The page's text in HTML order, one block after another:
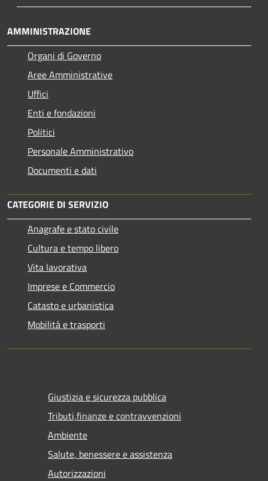
AMMINISTRAZIONE
Organi di Governo
Aree Amministrative
Uffici
Enti e fondazioni
Politici
Personale Amministrativo
Documenti e dati
CATEGORIE DI SERVIZIO
Anagrafe e stato civile
Cultura e tempo libero
Vita lavorativa
Imprese e Commercio
Catasto e urbanistica
Mobilità e trasporti
Giustizia e sicurezza pubblica
Tributi,finanze e contravvenzioni
Ambiente
Salute, benessere e assistenza
Autorizzazioni